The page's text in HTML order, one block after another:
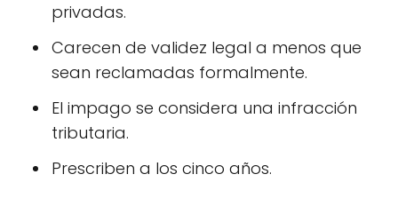
privadas.
Carecen de validez legal a menos que
sean reclamadas formalmente.
El impago se considera una infracción
tributaria.
Prescriben a los cinco años.